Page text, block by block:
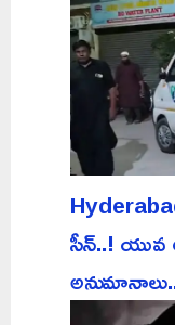
సీన్..! యువ